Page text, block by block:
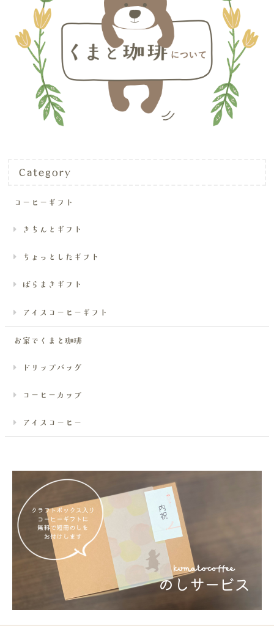
Category
コーヒーギフト
きちんとギフト
ちょっとしたギフト
ばらまきギフト
アイスコーヒーギフト
お家でくまと珈琲
ドリップバッグ
コーヒーカップ
アイスコーヒー